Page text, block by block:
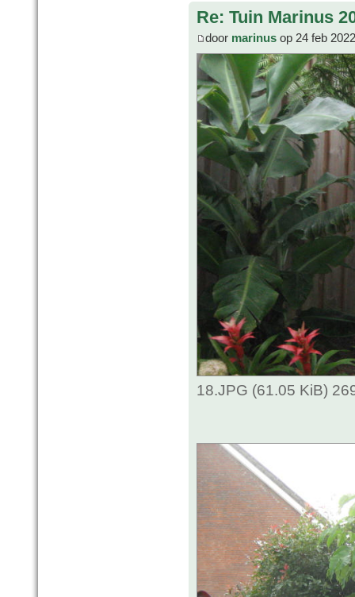
Re: Tuin Marinus
door marinus op 24 feb
18.JPG (61.05 KiB)